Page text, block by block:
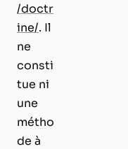
/doctr
ine/. Il
ne
consti
tue ni
une
métho
de à